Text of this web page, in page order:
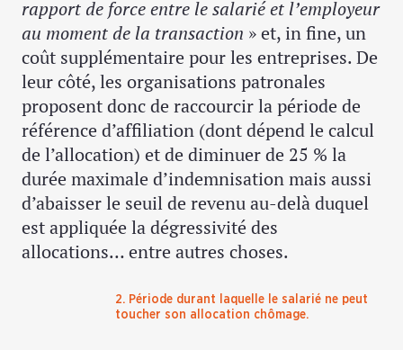
2. Période durant laquelle le salarié ne peut
toucher son allocation chômage.
rapport de force entre le salarié et l’employeur
au moment de la transaction » et, in fine, un
coût supplémentaire pour les entreprises. De
leur côté, les organisations patronales
proposent donc de raccourcir la période de
référence d’affiliation (dont dépend le calcul
de l’allocation) et de diminuer de 25 % la
durée maximale d’indemnisation mais aussi
d’abaisser le seuil de revenu au-delà duquel
est appliquée la dégressivité des
allocations… entre autres choses.